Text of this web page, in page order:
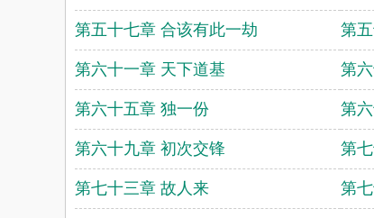
第五十七章 合该有此一劫 第
第六十一章 天下道基 第
第六十五章 独一份 第
第六十九章 初次交锋 第
第七十三章 故人来 第